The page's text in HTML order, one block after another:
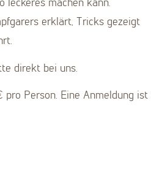
leckeres machen kann.
erklärt, Tricks gezeigt
direkt bei uns.
pro Person. Eine Anmeldung ist